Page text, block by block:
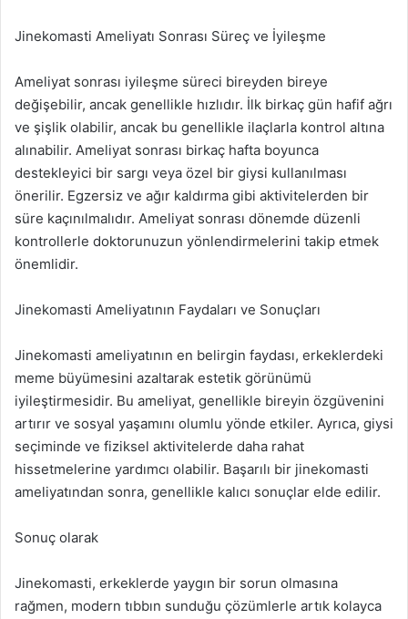
Jinekomasti Ameliyatı Sonrası Süreç ve İyileşme
Ameliyat sonrası iyileşme süreci bireyden bireye
değişebilir, ancak genellikle hızlıdır. İlk birkaç gün hafif ağrı
ve şişlik olabilir, ancak bu genellikle ilaçlarla kontrol altına
alınabilir. Ameliyat sonrası birkaç hafta boyunca
destekleyici bir sargı veya özel bir giysi kullanılması
önerilir. Egzersiz ve ağır kaldırma gibi aktivitelerden bir
süre kaçınılmalıdır. Ameliyat sonrası dönemde düzenli
kontrollerle doktorunuzun yönlendirmelerini takip etmek
önemlidir.
Jinekomasti Ameliyatının Faydaları ve Sonuçları
Jinekomasti ameliyatının en belirgin faydası, erkeklerdeki
meme büyümesini azaltarak estetik görünümü
iyileştirmesidir. Bu ameliyat, genellikle bireyin özgüvenini
artırır ve sosyal yaşamını olumlu yönde etkiler. Ayrıca, giysi
seçiminde ve fiziksel aktivitelerde daha rahat
hissetmelerine yardımcı olabilir. Başarılı bir jinekomasti
ameliyatından sonra, genellikle kalıcı sonuçlar elde edilir.
Sonuç olarak
Jinekomasti, erkeklerde yaygın bir sorun olmasına
rağmen, modern tıbbın sunduğu çözümlerle artık kolayca